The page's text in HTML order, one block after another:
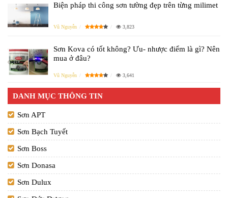
Biện pháp thi công sơn tường đẹp trên từng milimet
Vũ Nguyễn 3,823
Sơn Kova có tốt không? Ưu- nhược điểm là gì? Nên
mua ở đâu?
Vũ Nguyễn 3,641
DANH MỤC THÔNG TIN
Sơn APT
Sơn Bạch Tuyết
Sơn Boss
Sơn Donasa
Sơn Dulux